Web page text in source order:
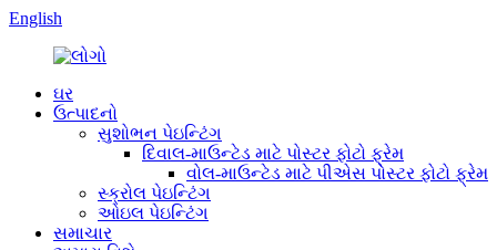
English
ઘર
ઉત્પાદનો
સુશોભન પેઇન્ટિંગ
દિવાલ-માઉન્ટેડ માટે પોસ્ટર ફોટો ફ્રેમ
વોલ-માઉન્ટેડ માટે પીએસ પોસ્ટર ફોટો ફ્રેમ
સ્ક્રોલ પેઇન્ટિંગ
ઓઇલ પેઇન્ટિંગ
સમાચાર